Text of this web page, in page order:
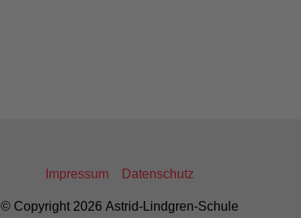
Impressum Datenschutz
© Copyright 2026 Astrid-Lindgren-Schule